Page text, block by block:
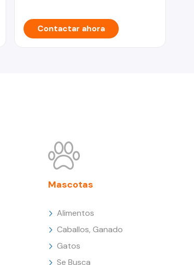
Contactar ahora
Mascotas
Alimentos
Caballos, Ganado
Gatos
Se Busca